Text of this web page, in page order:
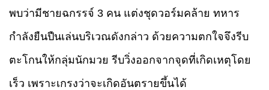
พบว่ามีชายฉกรรจ์ 3 คน แต่งชุดวอร์มคล้าย ทหาร
กำลังยืนปืนเล่นบริเวณดังกล่าว ด้วยความตกใจจึงรีบ
ตะโกนให้กลุ่มนักมวย รีบวิ่งออกจากจุดที่เกิดเหตุโดย
เร็ว เพราะเกรงว่าจะเกิดอันตรายขึ้นได้